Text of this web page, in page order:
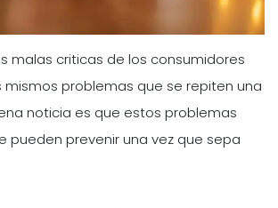
malas criticas de los consumidores
mismos problemas que se repiten una
noticia es que estos problemas
pueden prevenir una vez que sepa